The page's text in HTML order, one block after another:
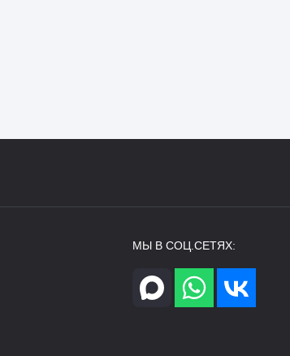
МЫ В СОЦ.СЕТЯХ: